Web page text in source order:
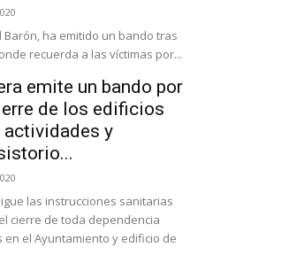
ha emitido un bando tras
recuerda a las víctimas por...
emite un bando por
de los edificios
actividades y
las instrucciones sanitarias
cierre de toda dependencia
el Ayuntamiento y edificio de